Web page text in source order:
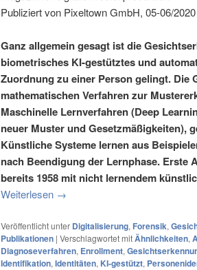
Publiziert von Pixeltown GmbH, 05-06/2020
Ganz allgemein gesagt ist die
biometrisches KI-gestütztes und
Zuordnung zu einer Person gelingt. Die
mathematischen Verfahren zur
Maschinelle Lernverfahren (Deep
neuer Muster und Gesetzmäßigkeiten),
Künstliche Systeme lernen aus
nach Beendigung der Lernphase. Erste
bereits 1958 mit nicht lernendem
Weiterlesen →
Veröffentlicht unter Digitalisierung, Forensik,
Publikationen | Verschlagwortet mitÄhnlichkeiten,
Diagnoseverfahren, Enrollment,
Identifikation, Identitäten, KI-gestützt,